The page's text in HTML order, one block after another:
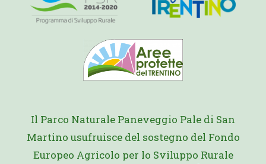
Il Parco Naturale Paneveggio Pale di San
Martino usufruisce del sostegno del Fondo
Europeo Agricolo per lo Sviluppo Rurale